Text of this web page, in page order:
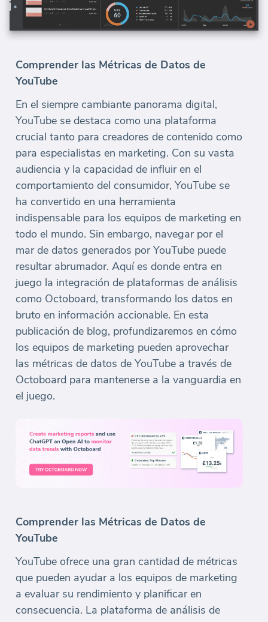
Comprender las Métricas de Datos de
YouTube
En el siempre cambiante panorama digital,
YouTube se destaca como una plataforma
crucial tanto para creadores de contenido como
para especialistas en marketing. Con su vasta
audiencia y la capacidad de influir en el
comportamiento del consumidor, YouTube se
ha convertido en una herramienta
indispensable para los equipos de marketing en
todo el mundo. Sin embargo, navegar por el
mar de datos generados por YouTube puede
resultar abrumador. Aquí es donde entra en
juego la integración de plataformas de análisis
como Octoboard, transformando los datos en
bruto en información accionable. En esta
publicación de blog, profundizaremos en cómo
los equipos de marketing pueden aprovechar
las métricas de datos de YouTube a través de
Octoboard para mantenerse a la vanguardia en
el juego.
Comprender las Métricas de Datos de
YouTube
YouTube ofrece una gran cantidad de métricas
que pueden ayudar a los equipos de marketing
a evaluar su rendimiento y planificar en
consecuencia. La plataforma de análisis de